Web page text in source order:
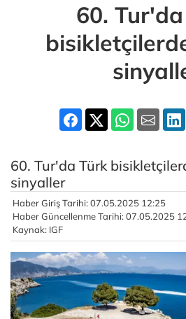
güçlü sinyaller
60.
60. Tur'da Türk
sinyaller
Haber Giriş Tarihi: 07.05.2025 12:25
Haber Güncellenme Tarihi: 07.05.2025
Kaynak: IGF